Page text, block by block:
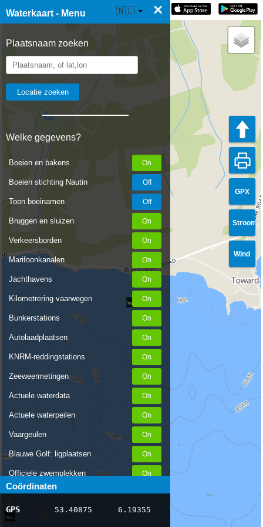
Waterkaart - Menu ×
Plaatsnaam zoeken
Welke gegevens?
Boeien en bakens
Boeien stichting Nautin
Toon boeinamen
Bruggen en sluizen
Verkeersborden
Marifoonkanalen
Jachthavens
Kilometrering vaarwegen
Bunkerstations
Autolaadplaatsen
KNRM-reddingstations
Zeeweermetingen
Actuele waterdata
Actuele waterpeilen
Vaargeulen
Blauwe Golf: ligplaatsen
Officiele zwemplekken
Stremmingen/hinder
AIS scheepsposities
Coördinaten
GPS 53.40875 6.19355
☰ Waterkaart Live 🇳🇱
GPX
Stroom
Wind